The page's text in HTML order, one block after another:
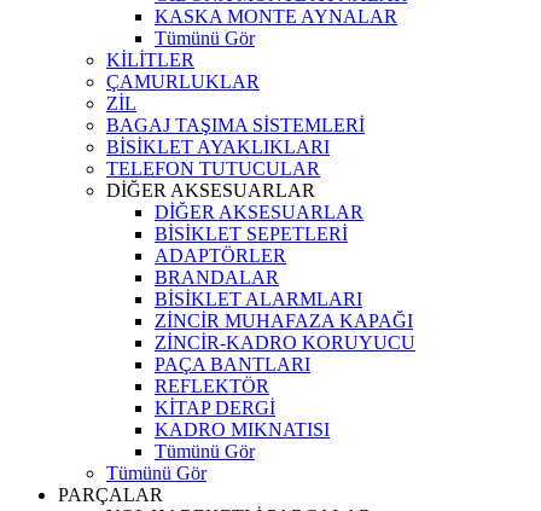
KASKA MONTE AYNALAR
Tümünü Gör
KİLİTLER
ÇAMURLUKLAR
ZİL
BAGAJ TAŞIMA SİSTEMLERİ
BİSİKLET AYAKLIKLARI
TELEFON TUTUCULAR
DİĞER AKSESUARLAR
DİĞER AKSESUARLAR
BİSİKLET SEPETLERİ
ADAPTÖRLER
BRANDALAR
BİSİKLET ALARMLARI
ZİNCİR MUHAFAZA KAPAĞI
ZİNCİR-KADRO KORUYUCU
PAÇA BANTLARI
REFLEKTÖR
KİTAP DERGİ
KADRO MIKNATISI
Tümünü Gör
Tümünü Gör
PARÇALAR